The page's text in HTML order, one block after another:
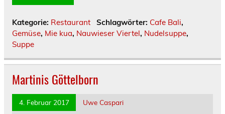
Kategorie: Restaurant Schlagwörter: Cafe Bali,
Gemüse, Mie kua, Nauwieser Viertel, Nudelsuppe,
Suppe
Martinis Göttelborn
4. Februar 2017
Uwe Caspari